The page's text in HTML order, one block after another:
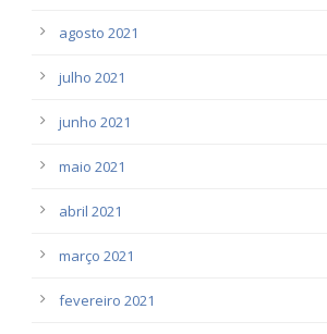
agosto 2021
julho 2021
junho 2021
maio 2021
abril 2021
março 2021
fevereiro 2021